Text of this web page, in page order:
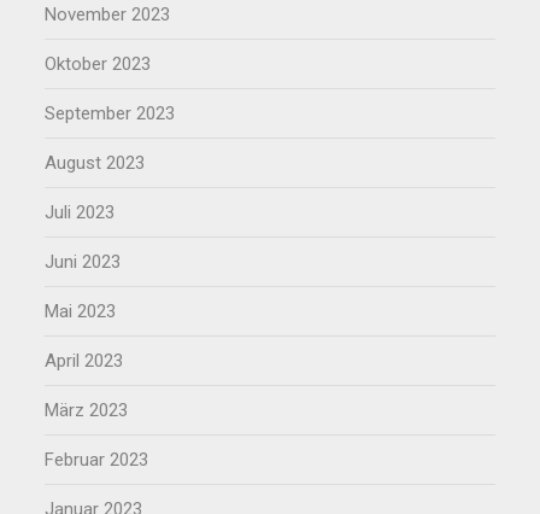
November 2023
Oktober 2023
September 2023
August 2023
Juli 2023
Juni 2023
Mai 2023
April 2023
März 2023
Februar 2023
Januar 2023